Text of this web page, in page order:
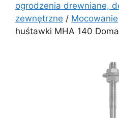
ogrodzenia drewniane,
zewnętrzne / Mocowanie
huśtawki MHA 140